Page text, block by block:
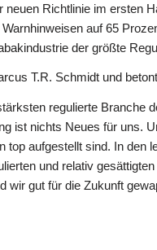
neuen Richtlinie im ersten
auf 65
der größte
T.R. Schmidt und
regulierte Branche
ist nichts Neues für uns.
top aufgestellt sind. In den
und relativ
wir gut für die Zukunft